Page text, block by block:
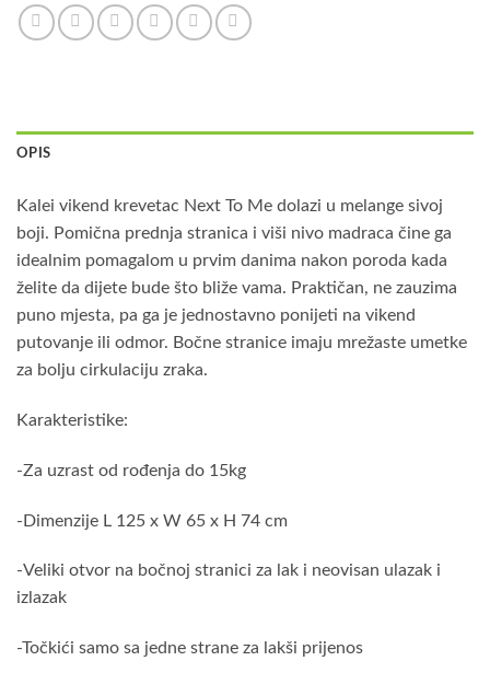
OPIS
Kalei vikend krevetac Next To Me dolazi u melange sivoj
boji. Pomična prednja stranica i viši nivo madraca čine ga
idealnim pomagalom u prvim danima nakon poroda kada
želite da dijete bude što bliže vama. Praktičan, ne zauzima
puno mjesta, pa ga je jednostavno ponijeti na vikend
putovanje ili odmor. Bočne stranice imaju mrežaste umetke
za bolju cirkulaciju zraka.
Karakteristike:
-Za uzrast od rođenja do 15kg
-Dimenzije L 125 x W 65 x H 74 cm
-Veliki otvor na bočnoj stranici za lak i neovisan ulazak i
izlazak
-Točkići samo sa jedne strane za lakši prijenos